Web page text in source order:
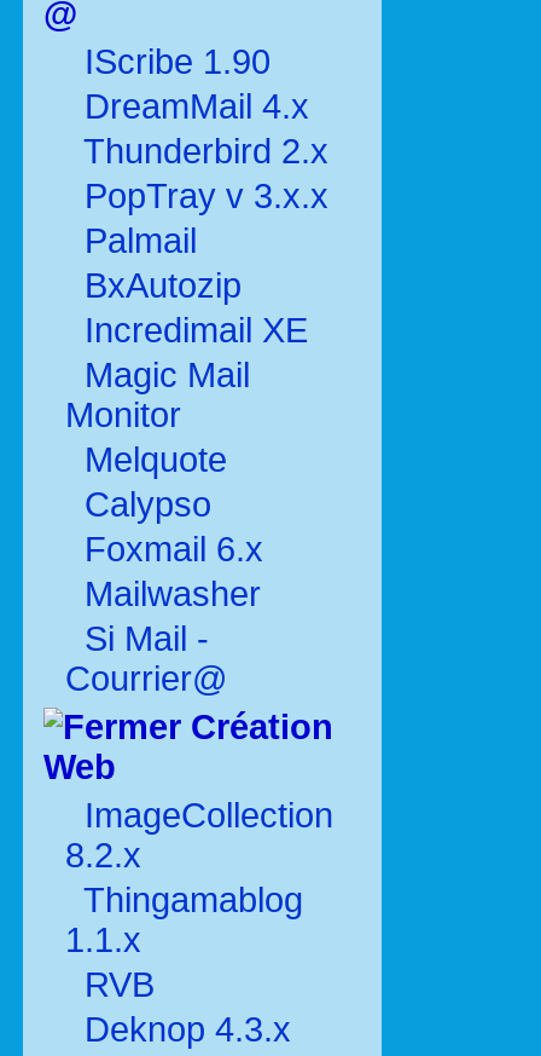
@
IScribe 1.90
DreamMail 4.x
Thunderbird 2.x
PopTray v 3.x.x
Palmail
BxAutozip
Incredimail XE
Magic Mail
Monitor
Melquote
Calypso
Foxmail 6.x
Mailwasher
Si Mail -
Courrier@
Création
Web
ImageCollection
8.2.x
Thingamablog
1.1.x
RVB
Deknop 4.3.x